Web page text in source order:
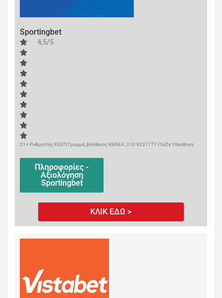
Sportingbet
4,5/5
21+ Ρυθμιστής ΕΕΕΠ Γραμμή βοήθειας ΚΕΘΕΑ: 210 9237777 Παίξε Υπεύθυνα
Πληροφορίες -
Αξιολόγηση
Sportingbet
ΚΛΙΚ ΕΔΩ >